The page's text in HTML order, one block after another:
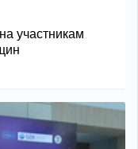
участникам